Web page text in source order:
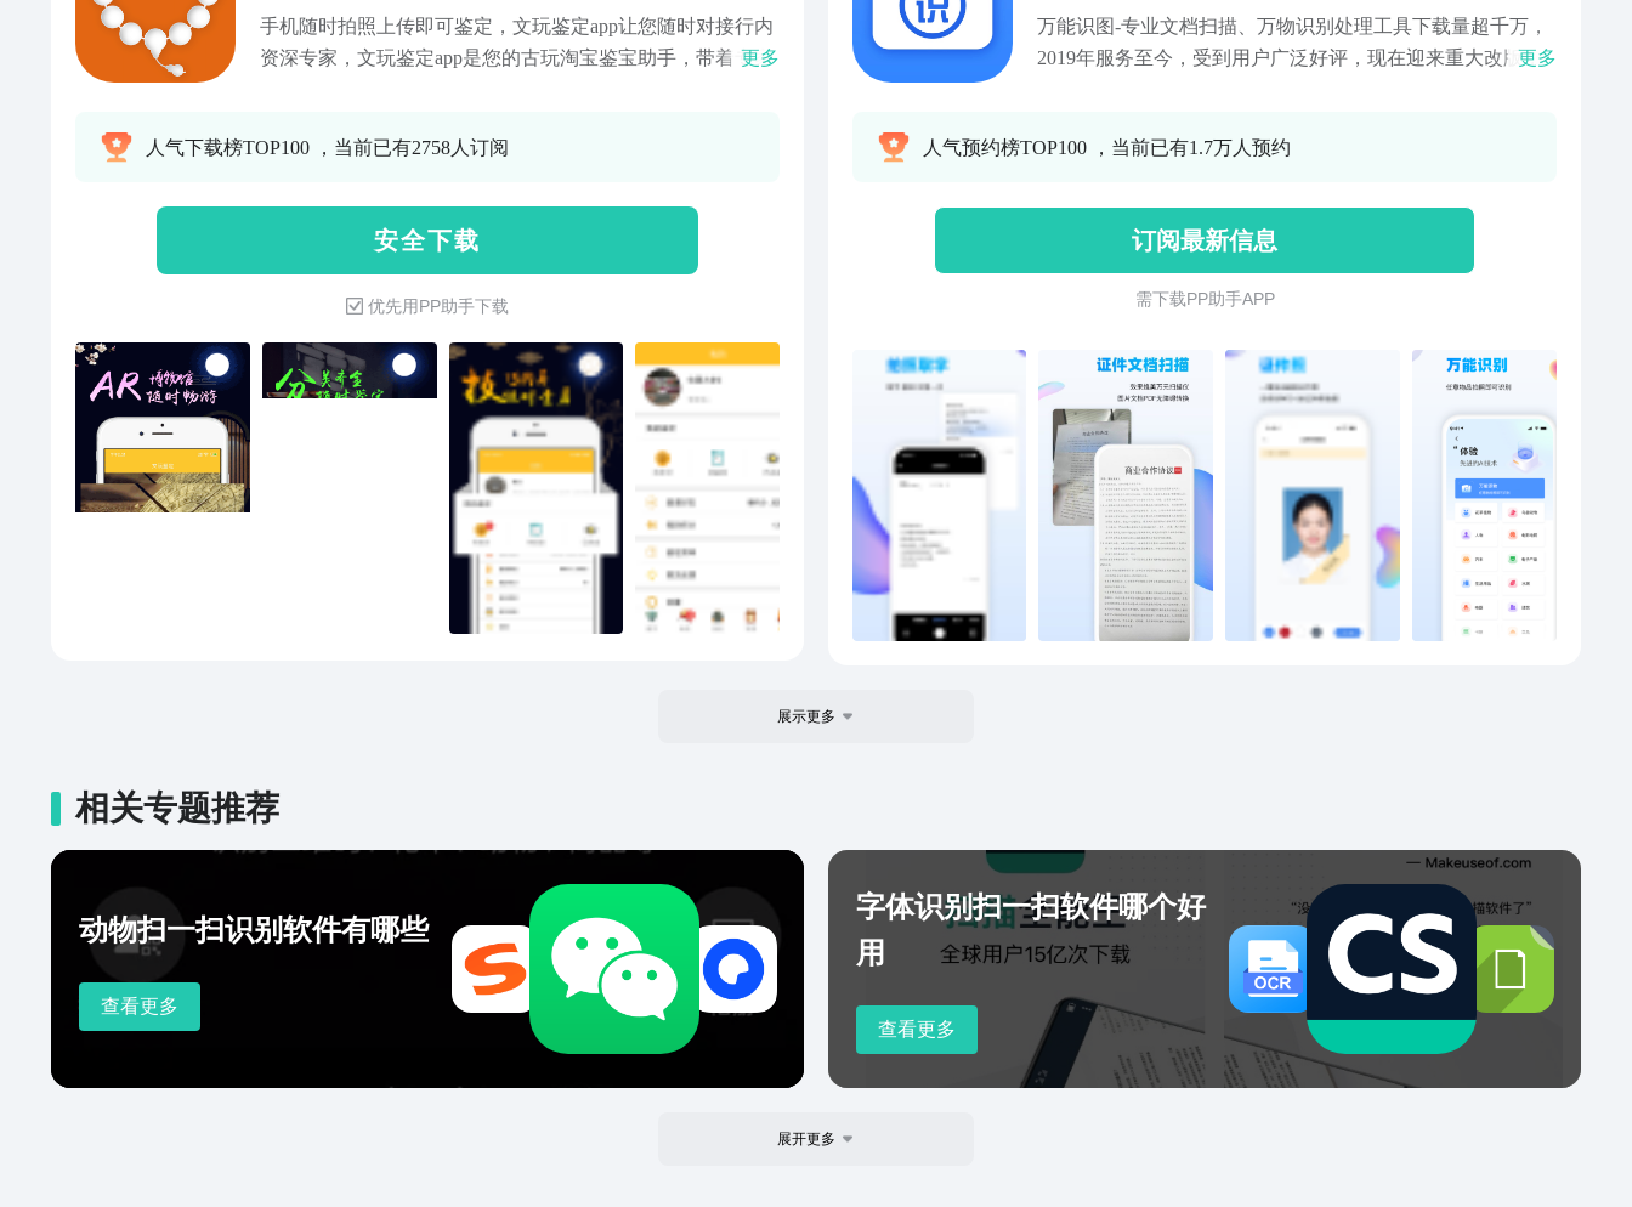
手机随时拍照上传即可鉴定，文玩鉴定app让您随时对接行内
资深专家，文玩鉴定app是您的古玩淘宝鉴宝助手，带着专家
品图片上传，既有专家在线鉴定30分钟内便知真假，也可向
行内玩家直接交流或求购藏品。 【鉴定结果】 您可以实时接
收专家鉴定意见，并可一键分享给好友。 【鉴定品类】 陶
瓷：盘、罐、帽筒、碗、碟、瓷板、瓶瓷 玉器：籽料、把
件、挂件、佩件、摆件 书画：对联斗方、书信、扇面、册
页、碑帖卷 铜器：民俗类、青铜、清供、造像、兵器 钱币：
古代钱币、当代钱币、其它钱币 木器：家具、雕版、环串、
料材 杂项：核雕、漆器、紫砂壶、奇石、文房、珠宝 邮币：
邮票、纸币、纪念币、卡片 公众号：文玩古玩鉴定 小程序：
更多
人气下载榜TOP100 ，当前已有2758人订阅
安 全 下 载
优先用PP助手下载
万能识图-专业文档扫描、万物识别处理工具下载量超千万，
2019年服务至今，受到用户广泛好评，现在迎来重大改版，
翻译、表格识别、身边万物识别为一体的强大工具软件【识
导出，支持扫描结果翻译,/导出txt/pdf。 【文件扫描/手机秒变
扫描仪】智能识别，自动选取识别内容转PDF或是提取文
字。无限制、无水印、无logo，扫描内容可直接进行QQ,微
信，邮件分享。【证件扫描】身份证、护照、驾驶证、行驶
拍照或相册选图，自动切边去杂乱背景，生成高清扫描件。
【自制做精美证件照】强大的证件照制作，背景可选红底，
白底，蓝底。宝宝证件照、学生证件照、工作证件照、护照
签证照在家就能精美证件照【万能识别】独创功能，先进人
工智能技术,对准你需要识别的物体拍照或者从相册选取照
片，点击识别即可，准确率可达到99.9%。注意：是任何物体
你都可以进行识别，包括但不限于食物，花果，电子数码，
人物明星，动物，生活用品等等.强大识别能力等你来体验
【连续拍摄】可进行多图拍摄完成批量扫描，批量扫描的文
能识别相册中的二维码图片，读取二维码内信息，安全识别
可复制分享二维码内容--全新推出欢迎体验新科技
更多
人气预约榜TOP100 ，当前已有1.7万人预约
订阅最新信息
需 下 载 P P 助 手 A P P
展示更多
相关专题推荐
动物扫一扫识别软件有哪些
查看更多
字体识别扫一扫软件哪个好
用
查看更多
展开更多